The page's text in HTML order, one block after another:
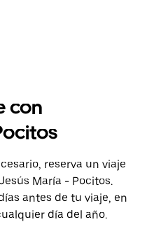
con
reserva un viaje
María - Pocitos.
antes de tu viaje, en
día del año.